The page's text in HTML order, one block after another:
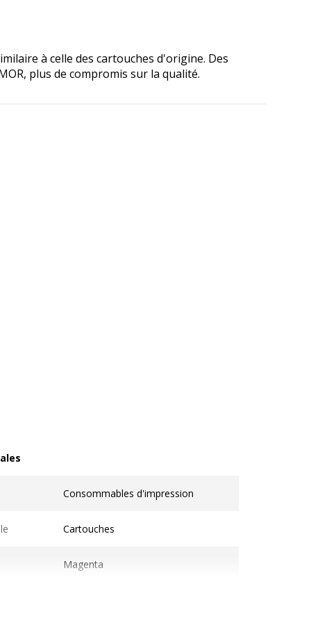
à celle des cartouches d'origine. Des
plus de compromis sur la qualité.
Consommables d'impression
Cartouches
Magenta